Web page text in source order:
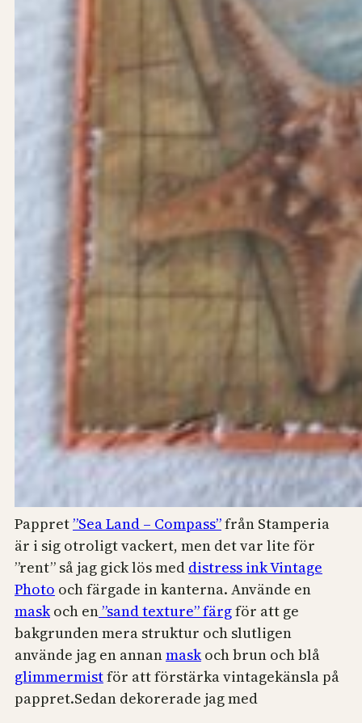
Pappret”Sea Land – Compass”från Stamperia
är i sig otroligt vackert, men det var lite för
”rent” så jag gick lös med distress ink Vintage
Photo och färgade in kanterna. Använde en
maskoch en”sand texture” färgför att ge
bakgrunden mera struktur och slutligen
använde jag en annanmaskoch brun och blå
glimmermistför att förstärka vintagekänsla på
pappret.Sedan dekorerade jag med